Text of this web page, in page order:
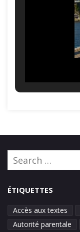
Search
for:
ÉTIQUETTES
Accès aux textes
Autorité parentale